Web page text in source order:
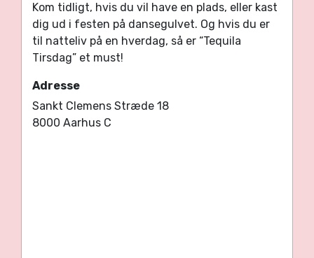
Kom tidligt, hvis du vil have en plads, eller kast
dig ud i festen på dansegulvet. Og hvis du er
til natteliv på en hverdag, så er “Tequila
Tirsdag” et must!
Adresse
Sankt Clemens Stræde 18
8000 Aarhus C